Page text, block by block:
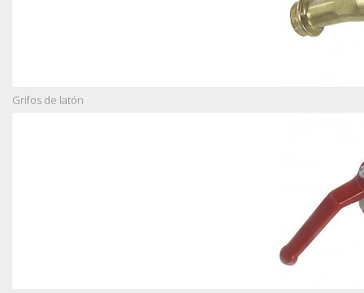
Grifos de latón